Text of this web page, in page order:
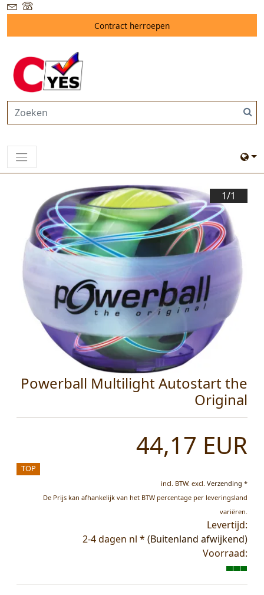
Contract herroepen
1/1
Powerball Multilight Autostart the
Original
44,17 EUR
TOP
incl. BTW. excl. Verzending *
De Prijs kan afhankelijk van het BTW percentage per leveringsland
variëren.
Levertijd:
2-4 dagen nl * (Buitenland afwijkend)
Voorraad: